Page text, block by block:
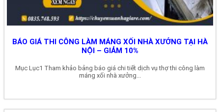
BÁO GIÁ THI CÔNG LÀM MÁNG XỐI NHÀ XƯỞNG TẠI HÀ
NỘI – GIẢM 10%
Mục Lục1 Tham khảo bảng báo giá chi tiết dịch vụ thợ thi công làm
máng xối nhà xưởng...